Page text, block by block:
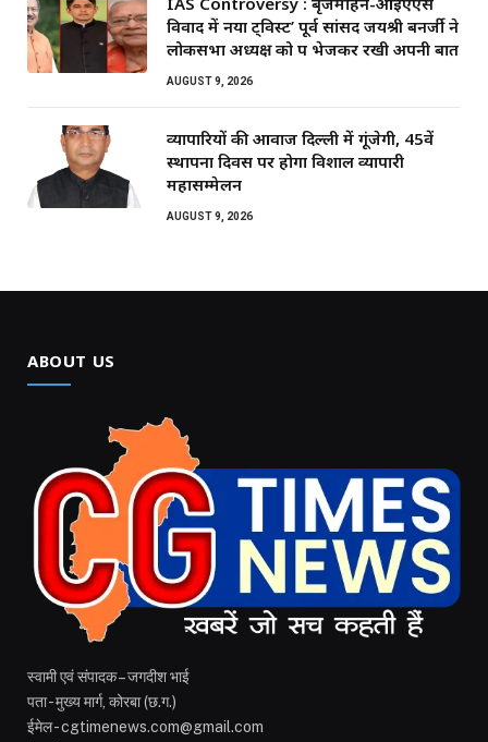
विवाद में नया ट्विस्ट’ पूर्व सांसद जयश्री बनर्जी ने
लोकसभा अध्यक्ष को पत्र भेजकर रखी अपनी बात
AUGUST 9, 2026
व्यापारियों की आवाज दिल्ली में गूंजेगी, 45वें
स्थापना दिवस पर होगा विशाल व्यापारी
महासम्मेलन
AUGUST 9, 2026
ABOUT US
स्वामी एवं संपादक – जगदीश भाई
पता - मुख्य मार्ग, कोरबा (छ.ग.)
ईमेल - cgtimenews.com@gmail.com